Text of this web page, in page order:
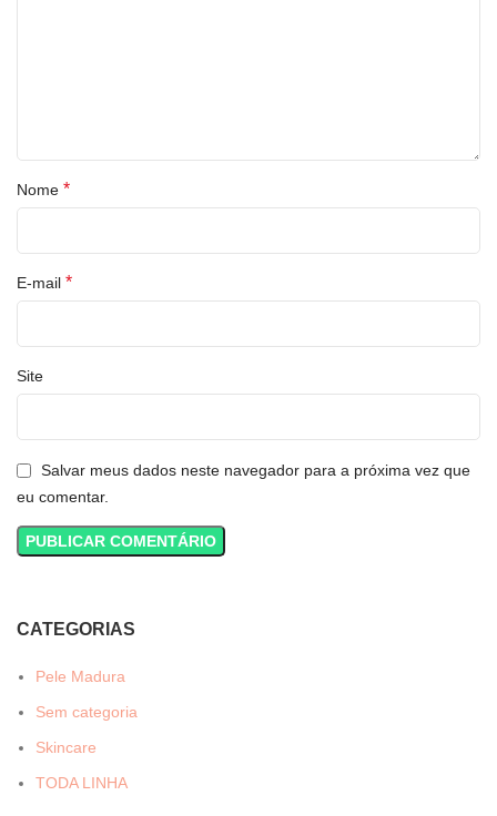
Nome *
E-mail *
Site
Salvar meus dados neste navegador para a próxima vez que
eu comentar.
CATEGORIAS
Pele Madura
Sem categoria
Skincare
TODA LINHA